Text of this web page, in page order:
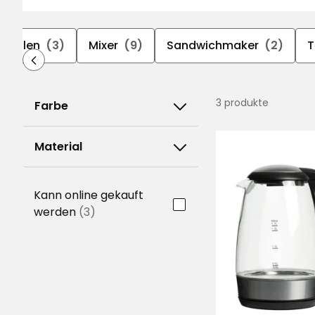
(3) Mixer (9) Sandwichmaker (2)
Farbe
Material
Kann online gekauft
werden (3)
3 produkte